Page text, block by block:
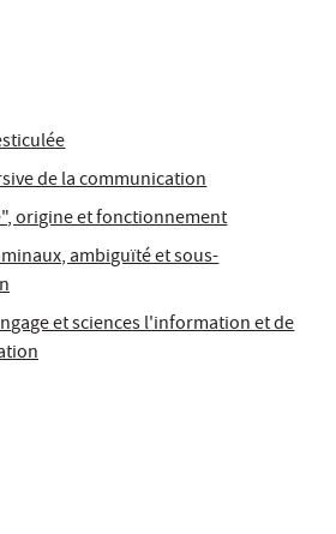
de la communication
origine et fonctionnement
ambiguïté et sous-
et sciences l'information et de